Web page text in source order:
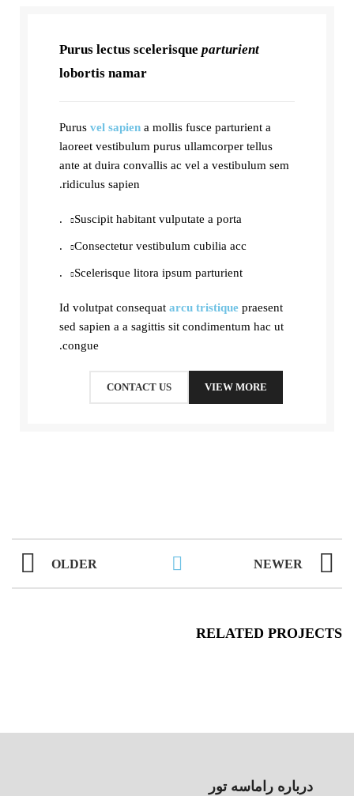
Purus lectus scelerisque parturient
lobortis namar
Purus vel sapien a mollis fusce parturient a
laoreet vestibulum purus ullamcorper tellus
ante at duira convallis ac vel a vestibulum sem
ridiculus sapien.
Suscipit habitant vulputate a porta.
Consectetur vestibulum cubilia acc.
Scelerisque litora ipsum parturient.
Id volutpat consequat arcu tristique praesent
sed sapien a a sagittis sit condimentum hac ut
congue.
VIEW MORE
CONTACT US
NEWER
OLDER
RELATED PROJECTS
درباره راماسه تور